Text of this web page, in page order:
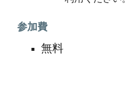
参加費
無料